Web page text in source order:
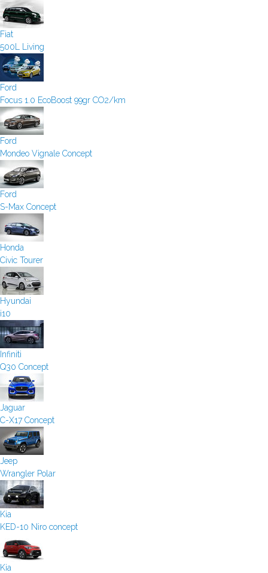
Fiat
500L Living
Ford
Focus 1.0 EcoBoost 99gr CO2/km
Ford
Mondeo Vignale Concept
Ford
S-Max Concept
Honda
Civic Tourer
Hyundai
i10
Infiniti
Q30 Concept
Jaguar
C-X17 Concept
Jeep
Wrangler Polar
Kia
KED-10 Niro concept
Kia